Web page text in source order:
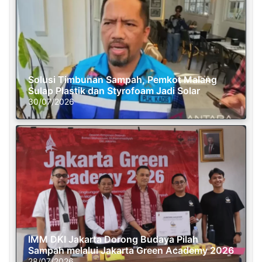
Solusi Timbunan Sampah, Pemkot Malang
Sulap Plastik dan Styrofoam Jadi Solar
30/07/2026
IMM DKI Jakarta Dorong Budaya Pilah
Sampah melalui Jakarta Green Academy 2026